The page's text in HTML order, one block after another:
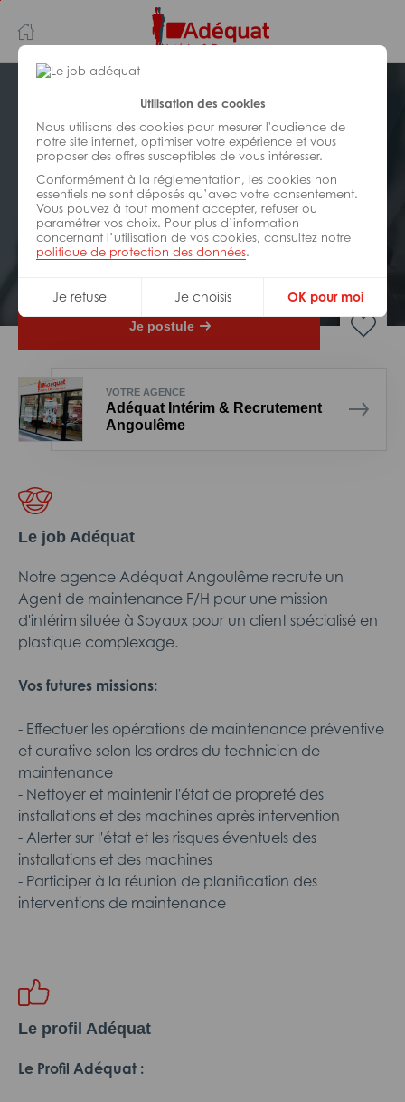
Utilisation des cookies
Nous utilisons des cookies pour mesurer l'audience de
notre site internet, optimiser votre expérience et vous
proposer des offres susceptibles de vous intéresser.
Conformément à la réglementation, les cookies non
essentiels ne sont déposés qu’avec votre consentement.
Vous pouvez à tout moment accepter, refuser ou
paramétrer vos choix. Pour plus d’information
concernant l’utilisation de vos cookies, consultez notre
politique de protection des données.
Je refuse Je choisis OK pour moi
au
contenu
principal
navigation
INDUSTRIE/FABRICATION/
TRANSFORMATION
Réf : 007-324088
Agent de maintenance H/F
Interim Soyaux
Je postule
VOTRE AGENCE
Adéquat Intérim & Recrutement
Angoulême
Le job Adéquat
Notre agence Adéquat Angoulême recrute un
Agent de maintenance F/H pour une mission
d'intérim située à Soyaux pour un client spécialisé en
plastique complexage.
Vos futures missions:
- Effectuer les opérations de maintenance préventive
et curative selon les ordres du technicien de
maintenance
- Nettoyer et maintenir l'état de propreté des
installations et des machines après intervention
- Alerter sur l'état et les risques éventuels des
installations et des machines
- Participer à la réunion de planification des
interventions de maintenance
Le profil Adéquat
Le Profil Adéquat :